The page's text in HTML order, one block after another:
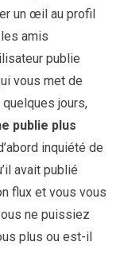
un œil au profil
les amis
publie
vous met de
quelques jours,
publie plus
inquiété de
avait publié
flux et vous vous
ne puissiez
plus ou est-il